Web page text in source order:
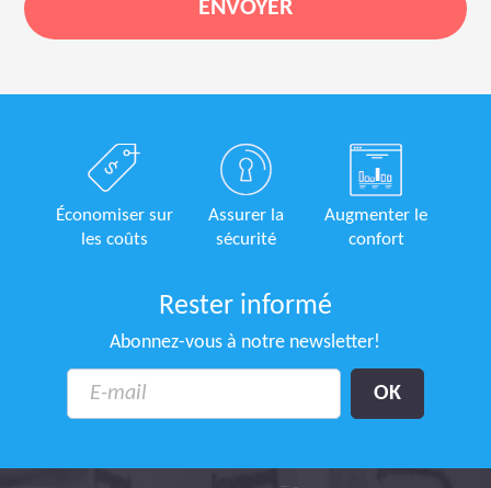
Économiser sur
les coûts
Assurer la
sécurité
Augmenter le
confort
Rester informé
Abonnez-vous à notre newsletter!